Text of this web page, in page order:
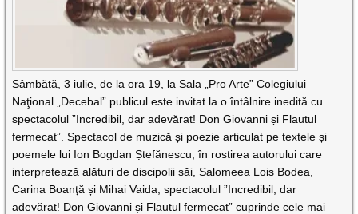
Sâmbătă, 3 iulie, de la ora 19, la Sala „Pro Arte” Colegiului
Naţional „Decebal” publicul este invitat la o întâlnire inedită cu
spectacolul ”Incredibil, dar adevărat! Don Giovanni și Flautul
fermecat”. Spectacol de muzică și poezie articulat pe textele și
poemele lui Ion Bogdan Ștefănescu, în rostirea autorului care
interpretează alături de discipolii săi, Salomeea Lois Bodea,
Carina Boanţă și Mihai Vaida, spectacolul ”Incredibil, dar
adevărat! Don Giovanni și Flautul fermecat” cuprinde cele mai